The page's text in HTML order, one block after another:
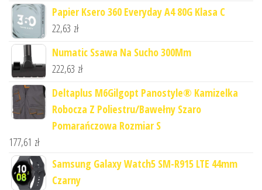
Papier Ksero 360 Everyday A4 80G Klasa C
22,63 zł
Numatic Ssawa Na Sucho 300Mm
222,63 zł
Deltaplus M6Gilgopt Panostyle® Kamizelka
Robocza Z Poliestru/Bawełny Szaro
Pomarańczowa Rozmiar S
177,61 zł
Samsung Galaxy Watch5 SM-R915 LTE 44mm
Czarny